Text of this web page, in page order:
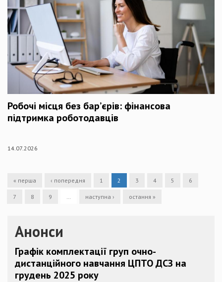
Робочі місця без бар’єрів: фінансова
підтримка роботодавців
14.07.2026
« перша ‹ попередня 1 2 3 4 5 6
7 8 9 наступна › остання »
Анонси
Графік комплектації груп очно-
дистанційного навчання ЦПТО ДСЗ на
грудень 2025 року